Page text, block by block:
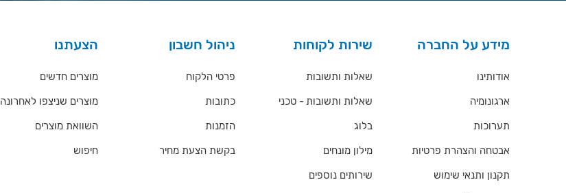
מידע על החברה
אודותינו
ארגונומיה
תערוכות
אבטחה והצהרת פרטיות
תקנון ותנאי שימוש
שירות לקוחות
שאלות ותשובות
שאלות ותשובות - טכני
בלוג
מילון מונחים
שירותים נוספים
ניהול חשבון
פרטי הלקוח
כתובות
הזמנות
בקשת הצעת מחיר
הצעתנו
מוצרים חדשים
מוצרים שניצפו לאחרונה
השוואת מוצרים
חיפוש